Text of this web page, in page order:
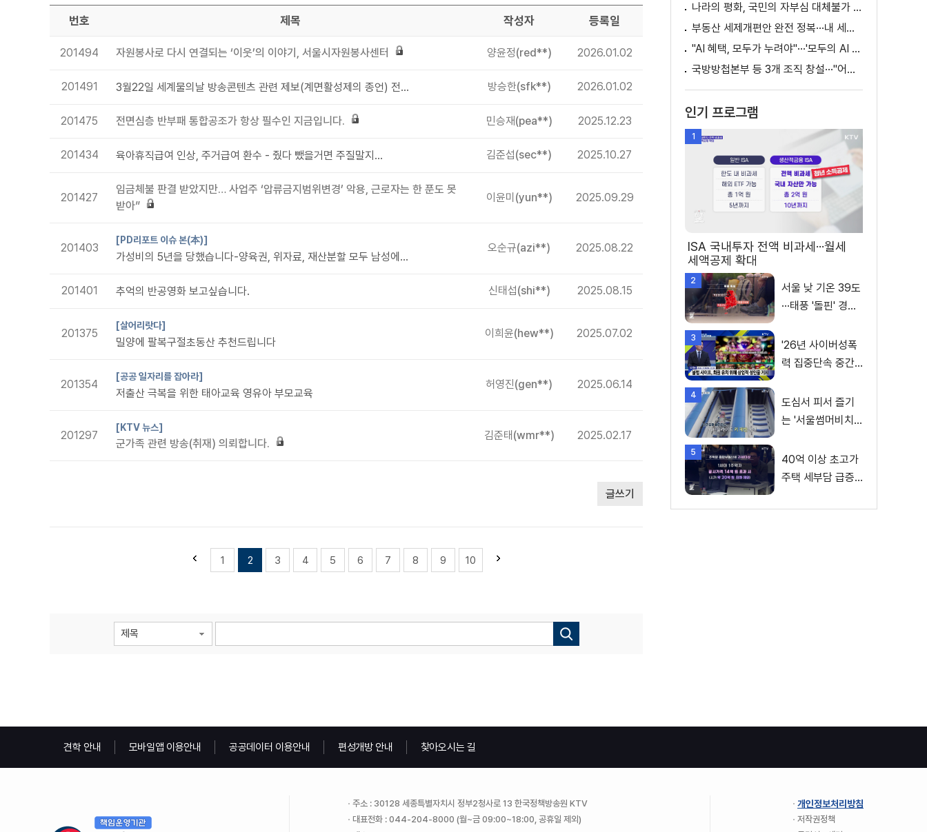
번호 제목 작성자 등록일
201494 자원봉사로 다시 연결되는 ‘이웃’의 이야기, 서울시자원봉사센터 양윤정(red**) 2026.01.02
201491 3월22일 세계물의날 방송콘텐츠 관련 제보(계면활성제의 종언) 전하세정의 시작 방승한(sfk**) 2026.01.02
201475 전면심층 반부패 통합공조가 항상 필수인 지금입니다. 민승재(pea**) 2025.12.23
201434 육아휴직급여 인상, 주거급여 환수 - 줬다 뺐을거면 주질말지... 김준섭(sec**) 2025.10.27
201427
임금체불 판결 받았지만… 사업주 ‘압류금지범위변경’ 악용, 근로자는 한 푼도 못
받아”
이윤미 (yun**) 2025.09.29
201403
[PD리포트 이슈 본(本)]
가성비의 5년을 당했습니다-양육권, 위자료, 재산분할 모두 남성에게 너무하다 생각이 들어요
오순규(azi**) 2025.08.22
201401 추억의 반공영화 보고싶습니다. 신태섭(shi**) 2025.08.15
201375
[살어리랏다]
밀양에 팔복구절초동산 추천드립니다
이희윤(hew**) 2025.07.02
201354
[공공 일자리를 잡아라]
저출산 극복을 위한 태아교육 영유아 부모교육
허영진(gen**) 2025.06.14
201297
[KTV 뉴스]
군가족 관련 방송(취재) 의뢰합니다.
김준태 (wmr**) 2025.02.17
글쓰기
1 2 3 4 5 6 7 8 9 10
제목
나라의 평화, 국민의 자부심 대체불가 대한민국 이재명 대통령 모두말씀
부동산 세제개편안 완전 정복···내 세금 어떻게 달라지나? [K-정책 사용법]
"AI 혜택, 모두가 누려야"···'모두의 AI 성장사다리' 출범
국방방첩본부 등 3개 조직 창설···"어두운 방첩사 결별"
인기 프로그램
1
ISA 국내투자 전액 비과세···월세
세액공제 확대
2
서울 낮 기온 39도
···태풍 '돌핀' 경로
3
'26년 사이버성폭
력 집중단속 중간
진계획은?
4
도심서 피서 즐기
는 '서울썸머비치'
5
40억 이상 초고가
주택 세부담 급증···
화
견학 안내 모바일앱 이용안내 공공데이터 이용안내 편성개방 안내 찾아오시는 길
주소 : 30128 세종특별자치시 정부2청사로 13 한국정책방송원 KTV
대표전화 : 044-204-8000 (월~금 09:00~18:00, 공휴일 제외)
개인정보처리방침
저작권정책